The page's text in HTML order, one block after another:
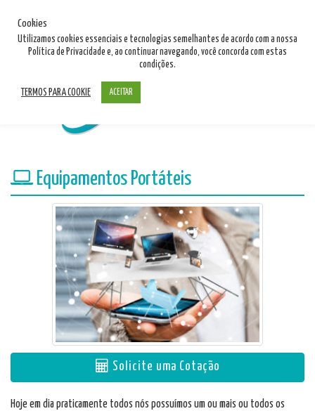
11 9380 22907
info@walcapseguros.com.br
Equipamentos Portáteis
Solicite uma Cotação
Hoje em dia praticamente todos nós possuímos um ou mais ou todos os
Cookies
Utilizamos cookies essenciais e tecnologias semelhantes de acordo com a nossa
Política de Privacidade e, ao continuar navegando, você concorda com estas
condições.
TERMOS PARA COOKIE ACEITAR